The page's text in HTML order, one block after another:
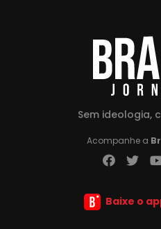
Sem ideologia,
Acompanhe a
Baixe o